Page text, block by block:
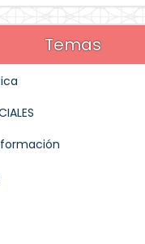
Temas